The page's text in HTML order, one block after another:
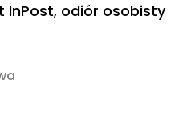
InPost, odiór osobisty